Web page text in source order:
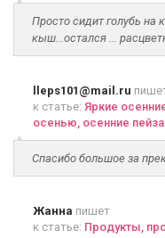
Просто сидит голубь на
кыш...остался ...
lleps101@mail.ru
к статье: Яркие
осенью, осенние
Спасибо большое за
Жанна пишет
к статье: Продукты,